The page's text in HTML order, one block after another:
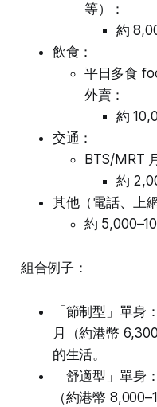
等）：
約
飲食：
平日多食
外賣：
約
交通：
BTS/MRT
約
其他（電話、上
約
組合例子：
「節制型」單
月（約港幣
的生活。
「舒適型」單身
（約港幣